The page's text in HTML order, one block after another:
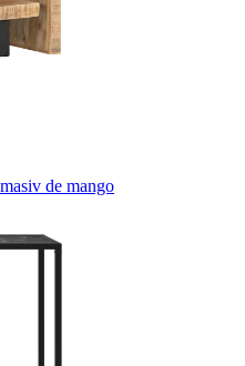
de mango